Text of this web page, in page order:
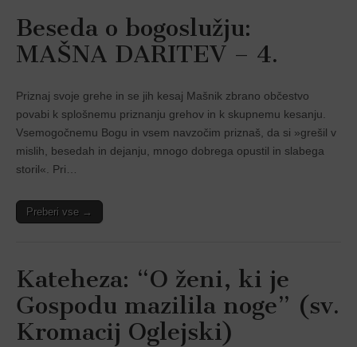
Beseda o bogoslužju:
MAŠNA DARITEV – 4.
Priznaj svoje grehe in se jih kesaj Mašnik zbrano občestvo
povabi k splošnemu priznanju grehov in k skupnemu kesanju.
Vsemogočnemu Bogu in vsem navzočim priznaš, da si »grešil v
mislih, besedah in dejanju, mnogo dobrega opustil in slabega
storil«. Pri…
Preberi vse →
Kateheza: “O ženi, ki je
Gospodu mazilila noge” (sv.
Kromacij Oglejski)